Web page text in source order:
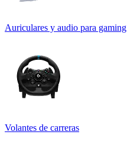
Auriculares y audio para gaming
Volantes de carreras